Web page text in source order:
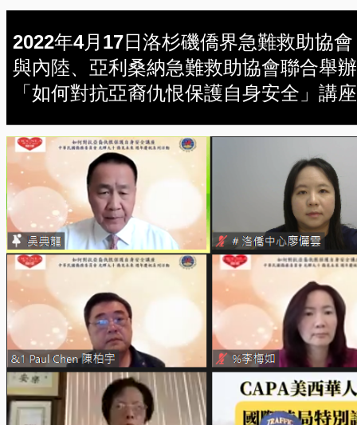
2022年4月17日洛杉磯僑界急難救助協會
與內陸、亞利桑納急難救助協會聯合舉辦
「如何對抗亞裔仇恨保護自身安全」講座